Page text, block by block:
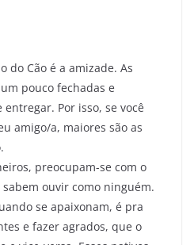
do Cão é a amizade. As
pouco fechadas e
Por isso, se você
amigo/a, maiores são as
preocupam-se com o
ouvir como ninguém.
se apaixonam, é pra
e fazer agrados, que o